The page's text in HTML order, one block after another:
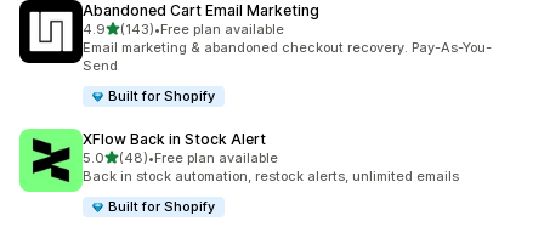
Abandoned Cart Email Marketing
4.9เต็ม 5 ดาว
(143)
ทั้งหมด 143 รีวิว
•Free plan available
Email marketing & abandoned checkout recovery. Pay-As-You-
Send
Built for Shopify
XFlow Back in Stock Alert
5.0เต็ม 5 ดาว
(48)
ทั้งหมด 48 รีวิว
•Free plan available
Back in stock automation, restock alerts, unlimited emails
Built for Shopify